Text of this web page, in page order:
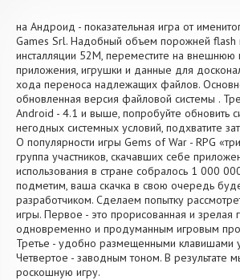
на Андроид - показательная игра от
Games Srl. Надобный объем порожней flash
инсталляции 52M, переместите на внешнюю
приложения, игрушки и данные для
хода переноса надлежащих файлов.
обновленная версия файловой системы .
Android - 4.1 и выше, попробуйте обновить
негодных системных условий, подхватите
О популярности игры Gems of War - RPG
группа участников, скачавших себе
использования в стране собралось 1 000
подметим, ваша скачка в свою очередь
разработчиком. Сделаем попытку
игры. Первое - это прорисованная и зрелая
одновременно и продуманным игровым
Третье - удобно размещенными клавишами
Четвертое - заводным тоном. В результате
роскошную игру.